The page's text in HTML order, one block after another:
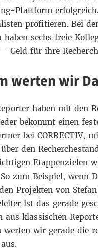
Plattform
profitieren. Bei
haben sechs freie
Geld für ihre
werten wir
haben mit den
bekommt einen
bei CORRECTIV,
den
Etappenzielen
zum Beispiel, wenn
Projekten von
ist das gerade
aus klassischen
werten wir gerade die